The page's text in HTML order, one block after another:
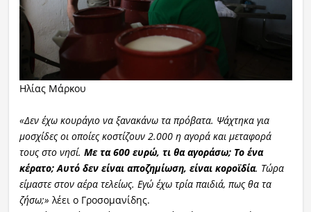
Ηλίας Μάρκου
«Δεν έχω κουράγιο να ξανακάνω τα πρόβατα. Ψάχτηκα για
μοσχίδες οι οποίες κοστίζουν 2.000 η αγορά και μεταφορά
τους στο νησί. Με τα 600 ευρώ, τι θα αγοράσω; Το ένα
κέρατο; Αυτό δεν είναι αποζημίωση, είναι κοροϊδία. Τώρα
είμαστε στον αέρα τελείως. Εγώ έχω τρία παιδιά, πως θα τα
ζήσω;» λέει ο Γροσομανίδης.